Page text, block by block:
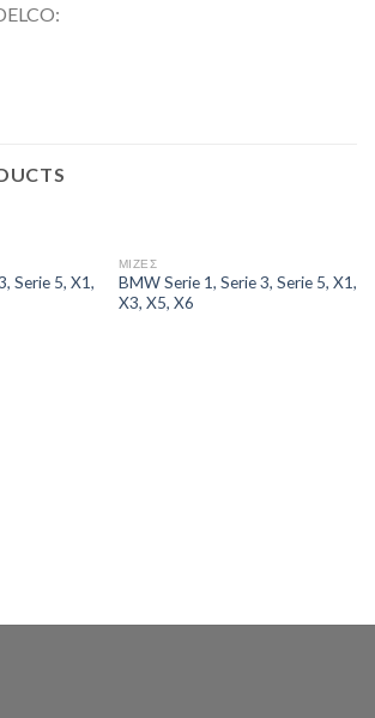
Serie 5, X1,
ΜΙΖΕΣ
BMW Serie 1, Serie 3, Serie 5, X1,
X3, X5, X6